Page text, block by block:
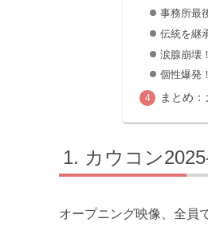
事務所最
伝統を継
涙腺崩壊
個性爆発
まとめ
カウコン
オープニング映像、全員